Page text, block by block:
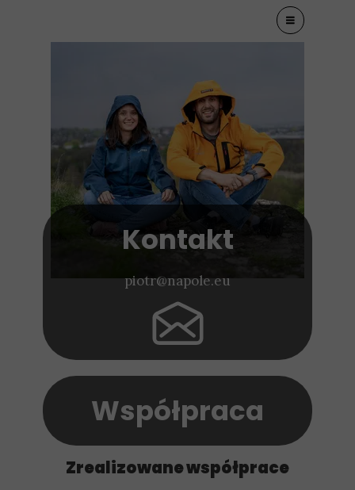
Kontakt
piotr@napole.eu
Zrealizowane współprace
Współpraca